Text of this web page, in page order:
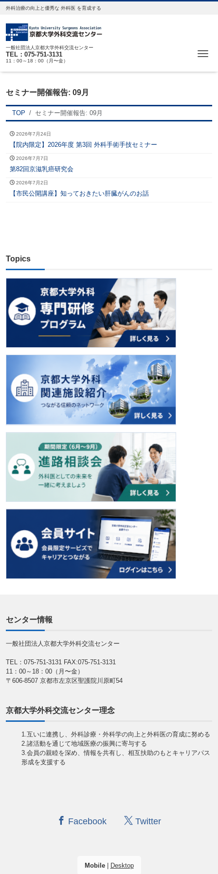
外科治療の向上と優秀な 外科医 を育成する
一般社団法人京都大学外科交流センター
TEL：075-751-3131
11：00～18：00（月〜金）
セミナー開催報告: 09月
TOP セミナー開催報告: 09月
2026年7月24日
【院内限定】2026年度 第3回 外科手術手技セミナー
2026年7月7日
第82回京滋乳癌研究会
2026年7月2日
【市民公開講座】知っておきたい肝臓がんのお話
Topics
センター情報
一般社団法人京都大学外科交流センター
TEL：075-751-3131 FAX:075-751-3131
11：00～18：00（月〜金）
〒606-8507 京都市左京区聖護院川原町54
京都大学外科交流センター理念
1.互いに連携し、外科診療・外科学の向上と外科医の育成に努める
2.諸活動を通じて地域医療の振興に寄与する
3.会員の親睦を深め、情報を共有し、相互扶助のもとキャリアパス
形成を支援する
Facebook Twitter
Mobile| Desktop